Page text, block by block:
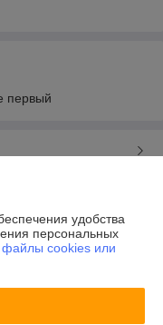
первый
удобства
персональных
файлы cookies или